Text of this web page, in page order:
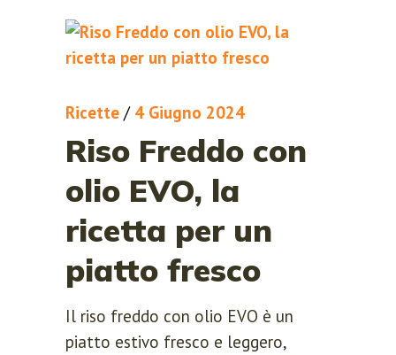
Ricette / 4 Giugno 2024
Riso Freddo con
olio EVO, la
ricetta per un
piatto fresco
Il riso freddo con olio EVO è un
piatto estivo fresco e leggero,